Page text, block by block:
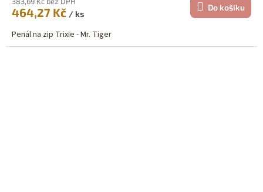
464,27 Kč / ks
Do košíku
Penál na zip Trixie - Mr. Tiger